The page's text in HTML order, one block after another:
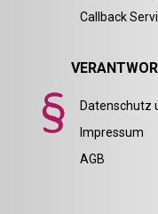
Callback
Datenschutz
Impressum
AGB